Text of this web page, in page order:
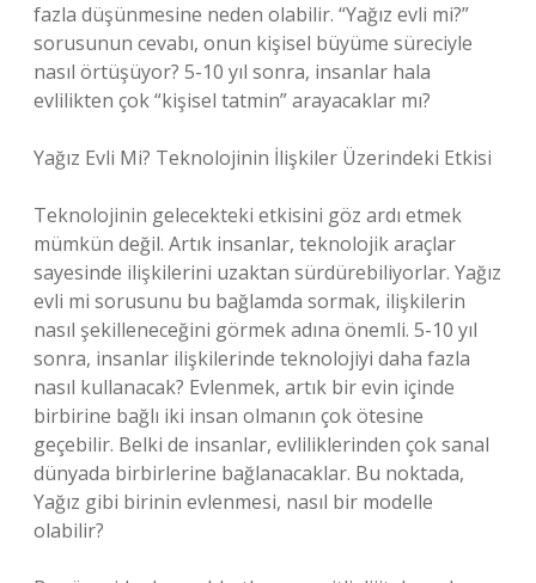
fazla düşünmesine neden olabilir. “Yağız evli mi?”
sorusunun cevabı, onun kişisel büyüme süreciyle
nasıl örtüşüyor? 5-10 yıl sonra, insanlar hala
evlilikten çok “kişisel tatmin” arayacaklar mı?
Yağız Evli Mi? Teknolojinin İlişkiler Üzerindeki Etkisi
Teknolojinin gelecekteki etkisini göz ardı etmek
mümkün değil. Artık insanlar, teknolojik araçlar
sayesinde ilişkilerini uzaktan sürdürebiliyorlar. Yağız
evli mi sorusunu bu bağlamda sormak, ilişkilerin
nasıl şekilleneceğini görmek adına önemli. 5-10 yıl
sonra, insanlar ilişkilerinde teknolojiyi daha fazla
nasıl kullanacak? Evlenmek, artık bir evin içinde
birbirine bağlı iki insan olmanın çok ötesine
geçebilir. Belki de insanlar, evliliklerinden çok sanal
dünyada birbirlerine bağlanacaklar. Bu noktada,
Yağız gibi birinin evlenmesi, nasıl bir modelle
olabilir?